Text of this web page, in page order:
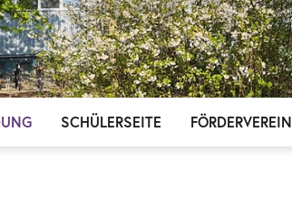
SCHÜLERSEITE FÖRDERVEREIN